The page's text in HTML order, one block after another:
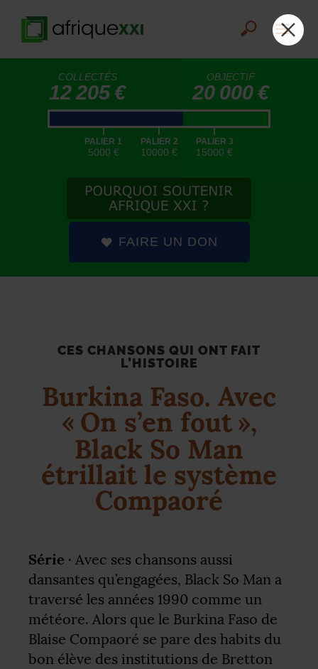
COLLECTÉS
12 205 €
OBJECTIF
20 000 €
|
PALIER 1
5000 €
|
PALIER 2
10000 €
|
PALIER 3
15000 €
FAIRE UN DON
CES CHANSONS QUI ONT FAIT
L’HISTOIRE
Burkina Faso. Avec
« On s’en fout »,
Black So Man
étrillait le système
Compaoré
Série · Avec ses chansons aussi
dansantes qu’engagées, Black So Man a
traversé les années 1990 comme un
météore. Alors que le Burkina Faso de
Blaise Compaoré se pare des habits du
bon élève des institutions de Bretton